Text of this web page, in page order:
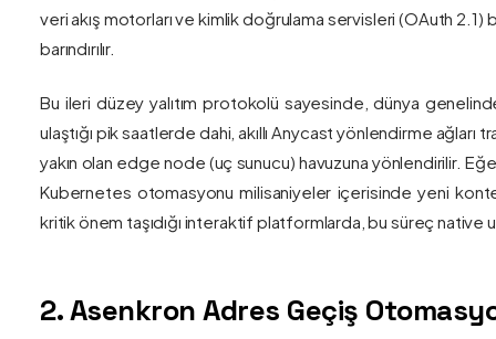
veri akış motorları ve kimlik doğrulama servisleri (OAuth
barındırılır.
Bu ileri düzey yalıtım protokolü sayesinde, dünya
ulaştığı pik saatlerde dahi, akıllı Anycast yönlendirme
yakın olan edge node (uç sunucu) havuzuna yönlendirilir.
Kubernetes otomasyonu milisaniyeler içerisinde yeni
kritik önem taşıdığı interaktif platformlarda, bu süreç native
2. Asenkron Adres Geçiş